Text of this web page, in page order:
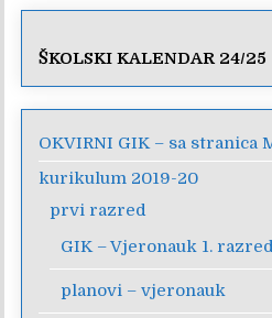
ŠKOLSKI KALENDAR 24/25
OKVIRNI GIK – sa stranica
kurikulum 2019-20
prvi razred
GIK – Vjeronauk 1.
planovi – vjeronauk